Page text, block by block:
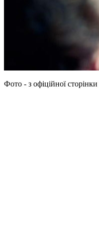
Фото - з офіційної сторінки